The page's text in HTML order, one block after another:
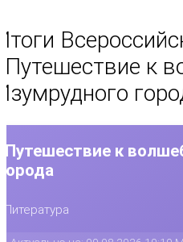
Путешествие к
Путешествие к
Литература